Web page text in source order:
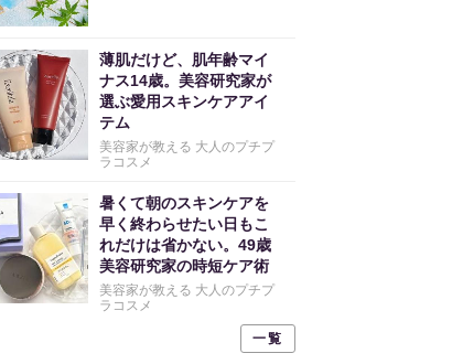
薄肌だけど、肌年齢マイ
ナス14歳。美容研究家が
選ぶ愛用スキンケアアイ
テム
美容家が教える 大人のプチプ
ラコスメ
暑くて朝のスキンケアを
早く終わらせたい日もこ
れだけは省かない。49歳
美容研究家の時短ケア術
美容家が教える 大人のプチプ
ラコスメ
一覧